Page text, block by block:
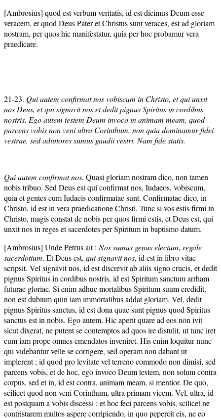
[Ambrosius] quod est verbum veritatis, id est dicimus Deum esse
veracem, et quod Deus Pater et Christus sunt veraces, est ad gloriam
nostram, per quos hic manifestatur, quia per hoc probamur vera
praedicare.
21-23. Qui autem confirmat nos vobiscum in Christo, et qui unxit
nos Deus, et qui signavit nos et dedit pignus Spiritus in cordibus
nostris. Ego autem testem Deum invoco in animam meam, quod
parcens vobis non veni ultra Corinthum, non quia dominamur fidei
vestrae, sed adiutores sumus gaudii vestri. Nam fide statis.
Qui autem confirmat nos. Quasi gloriam nostram dico, non tamen
nobis tribuo. Sed Deus est qui confirmat nos, Iudaeos, vobiscum,
quia et gentes cum Iudaeis confirmatae sunt. Confirmatae dico, in
Christo, id est in vera praedicatione Christi. Tunc si vos estis firmi in
Christo, magis constat de nobis per quos firmi estis, et Deus est, qui
unxit nos in reges et sacerdotes per Spiritum in baptismo datum.
[Ambrosius] Unde Petrus ait : Nos sumus genus electum, regale
sacerdotium. Et Deus est, qui signavit nos, id est in libro vitae
scripsit. Vel signavit nos, id est discrevit ab aliis signo crucis, et dedit
pignus Spiritus in cordibus nostris, id est Spiritum sanctum arrham
futurae gloriae. Si enim adhuc mortalibus Spiritum suum eredidit,
non est dubium quin iam immortalibus addat gloriam. Vel, dedit
pignus Spiritus sanctus, id est dona quae sunt pignus quod Spiritus
sanctus est in nobis. Ego autem. Hic aperit quare ad eos non ivit
sicut dixerat, ne putent se contemptos ad quos ire distulit, ut tunc iret
cum iam prope omnes emendatos inveniret. His enim loquitur nunc
qui videbantur velle se corrigere, sed operam non dabant ut
implerent ; id quod pro levitate vel terreno commodo non dimisi, sed
parcens vobis, et de hoc, ego invoco Deum testem, non solum contra
corpus, sed et in, id est contra, animam meam, si mentior. De quo,
scilicet quod non veni Corinthum, ultra primam vicem. Vel, ultra, id
est postquam a vobis discessi ; et hoc feci parcens vobis, scilicet ne
contristarem multos aspere corripiendo, in quo pepercit eis, ne eo